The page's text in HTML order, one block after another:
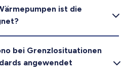
ist die
bei Grenzlosituationen
angewendet